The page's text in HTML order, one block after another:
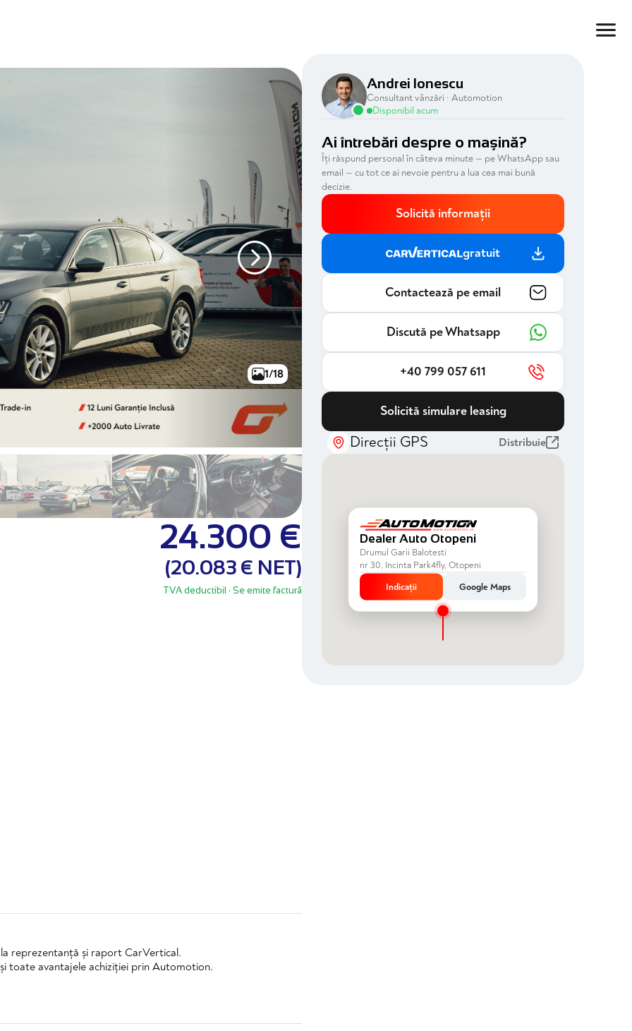
1/18
24.300 €
(20.083 € NET)
TVA deductibil · Se emite factură
reprezentanță și raport CarVertical.
toate avantajele achiziției prin Automotion.
Andrei Ionescu
Consultant vânzări · Automotion
Disponibil acum
Ai întrebări despre o mașină?
Îți răspund personal în câteva minute — pe WhatsApp sau
email — cu tot ce ai nevoie pentru a lua cea mai bună
decizie.
Solicită informații
gratuit
Contactează pe email
Discută pe Whatsapp
+40 799 057 611
Solicită simulare leasing
Direcții GPS Distribuie
Dealer Auto Otopeni
Drumul Garii Balotesti
nr 30, Incinta Park4fly, Otopeni
Indicații
Google Maps